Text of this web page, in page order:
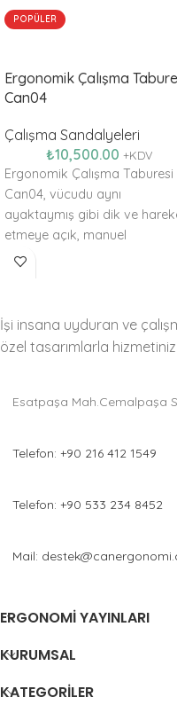
POPÜLER
Ergonomik Çalışma
Can04
Çalışma Sandalyeleri
₺10,500.00 +KDV
Ergonomik Çalışma Taburesi
Can04, vücudu aynı
ayaktaymış gibi dik ve
etmeye açık, manuel
uygulamalara engel olmayan
İşi insana uyduran ve
özel tasarımlarla
Esatpaşa Mah.Cemalpaşa
Telefon: +90 216 412 1549
Telefon: +90 533 234 8452
Mail:
ERGONOMI YAYINLARI
KURUMSAL
KATEGORILER